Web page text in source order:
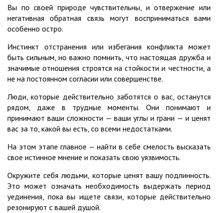
Вы по своей природе чувствительны, и отвержение или
негативная обратная связь могут восприниматься вами
особенно остро.
Инстинкт отстранения или избегания конфликта может
быть сильным, но важно помнить, что настоящая дружба и
значимые отношения строятся на стойкости и честности, а
не на постоянном согласии или совершенстве.
Люди, которые действительно заботятся о вас, останутся
рядом, даже в трудные моменты. Они понимают и
принимают ваши сложности — ваши углы и грани — и ценят
вас за то, какой вы есть, со всеми недостатками.
На этом этапе главное — найти в себе смелость высказать
свое истинное мнение и показать свою уязвимость.
Окружите себя людьми, которые ценят вашу подлинность.
Это может означать необходимость выдержать период
уединения, пока вы ищете связи, которые действительно
резонируют с вашей душой.